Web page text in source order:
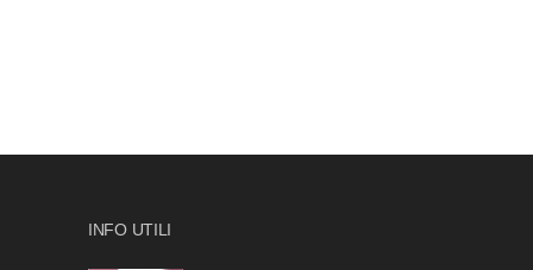
INFO UTILI